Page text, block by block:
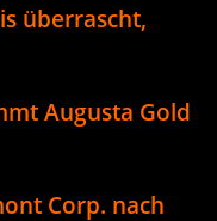
überrascht,
Augusta Gold
Corp. nach